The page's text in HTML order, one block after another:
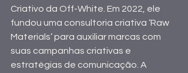
Criativo da Off-White. Em 2022, ele
fundou uma consultoria criativa ‘Raw
Materials’ para auxiliar marcas com
suas campanhas criativas e
estratégias de comunicação. A